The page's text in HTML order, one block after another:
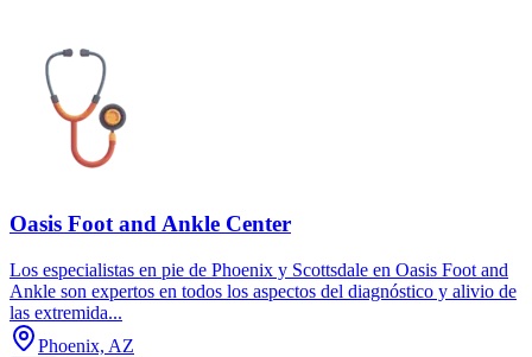
Oasis Foot and Ankle Center
Los especialistas en pie de Phoenix y Scottsdale en Oasis Foot and
Ankle son expertos en todos los aspectos del diagnóstico y alivio de
las extremida...
Phoenix, AZ